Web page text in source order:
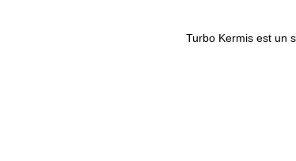
Turbo Kermis est un